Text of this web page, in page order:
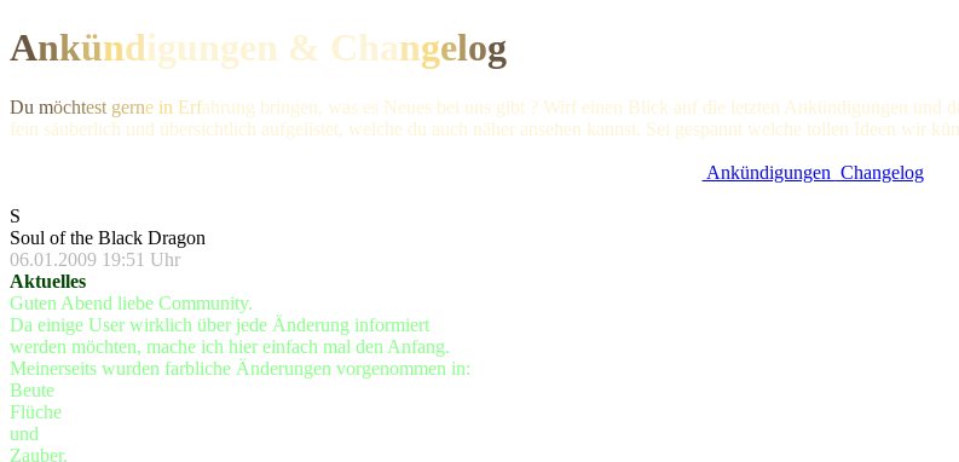
Ankündigungen & Changelog
Du möchtest gerne in Erfahrung bringen, was es Neues bei uns gibt ? Wirf einen Blick auf die letzten Ankündigungen
fein säuberlich und übersichtlich aufgelistet, welche du auch näher ansehen kannst. Sei gespannt welche tollen Ideen wir
Ankündigungen Changelog
S
Soul of the Black Dragon
06.01.2009 19:51 Uhr
Aktuelles
Guten Abend liebe Community.
Da einige User wirklich über jede Änderung informiert
werden möchten, mache ich hier einfach mal den Anfang.
Meinerseits wurden farbliche Änderungen vorgenommen in:
Beute
Flüche
und
Zauber.